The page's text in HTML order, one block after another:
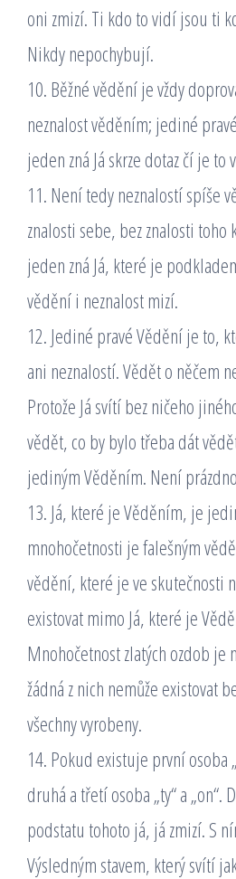
oni zmizí. Ti kdo to vidí jsou ti
Nikdy nepochybují.
10. Běžné vědění je vždy
neznalost věděním; jediné
jeden zná Já skrze dotaz čí je to
11. Není tedy neznalostí spíše
znalosti sebe, bez znalosti toho
jeden zná Já, které je
vědění i neznalost mizí.
12. Jediné pravé Vědění je to,
ani neznalostí. Vědět o něčem
Protože Já svítí bez ničeho
vědět, co by bylo třeba dát
jediným Věděním. Není
13. Já, které je Věděním, je
mnohočetnosti je falešným
vědění, které je ve skutečnosti
existovat mimo Já, které je
Mnohočetnost zlatých ozdob je
žádná z nich nemůže existovat
všechny vyrobeny.
14. Pokud existuje první osoba
druhá a třetí osoba „ty“ a „on“.
podstatu tohoto já, já zmizí. S
Výsledným stavem, který svítí